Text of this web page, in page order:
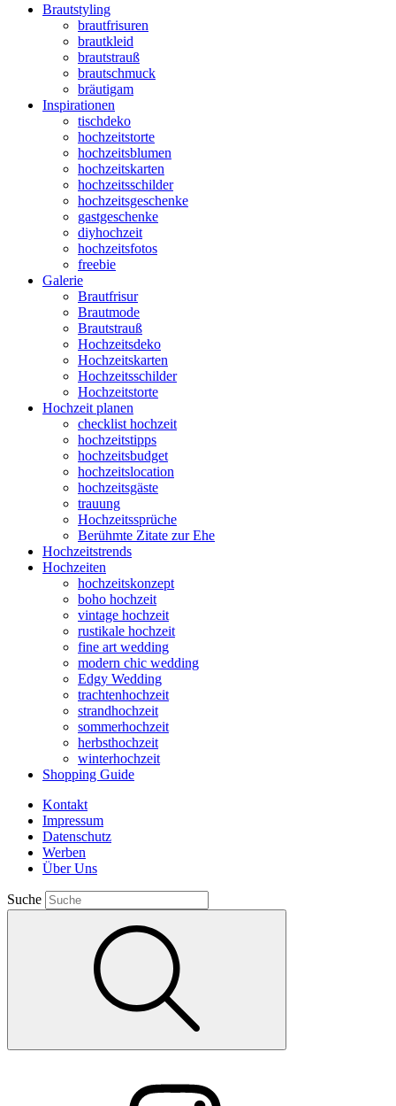
Brautstyling
brautfrisuren
brautkleid
brautstrauß
brautschmuck
bräutigam
Inspirationen
tischdeko
hochzeitstorte
hochzeitsblumen
hochzeitskarten
hochzeitsschilder
hochzeitsgeschenke
gastgeschenke
diyhochzeit
hochzeitsfotos
freebie
Galerie
Brautfrisur
Brautmode
Brautstrauß
Hochzeitsdeko
Hochzeitskarten
Hochzeitsschilder
Hochzeitstorte
Hochzeit planen
checklist hochzeit
hochzeitstipps
hochzeitsbudget
hochzeitslocation
hochzeitsgäste
trauung
Hochzeitssprüche
Berühmte Zitate zur Ehe
Hochzeitstrends
Hochzeiten
hochzeitskonzept
boho hochzeit
vintage hochzeit
rustikale hochzeit
fine art wedding
modern chic wedding
Edgy Wedding
trachtenhochzeit
strandhochzeit
sommerhochzeit
herbsthochzeit
winterhochzeit
Shopping Guide
Kontakt
Impressum
Datenschutz
Werben
Über Uns
Suche